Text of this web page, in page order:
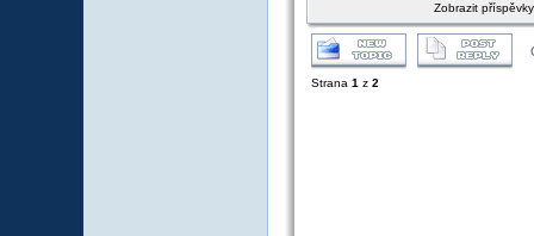
Zobrazit
Strana 1 z 2